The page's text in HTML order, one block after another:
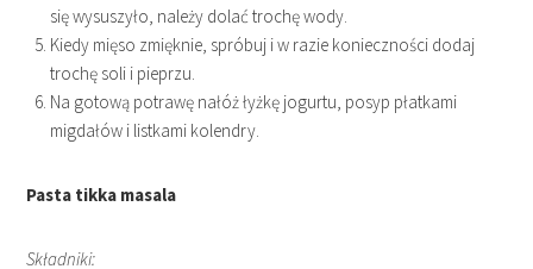
się wysuszyło, należy dolać trochę wody.
Kiedy mięso zmięknie, spróbuj i w razie konieczności dodaj
trochę soli i pieprzu.
Na gotową potrawę nałóż łyżkę jogurtu, posyp płatkami
migdałów i listkami kolendry.
Pasta tikka masala
Składniki: